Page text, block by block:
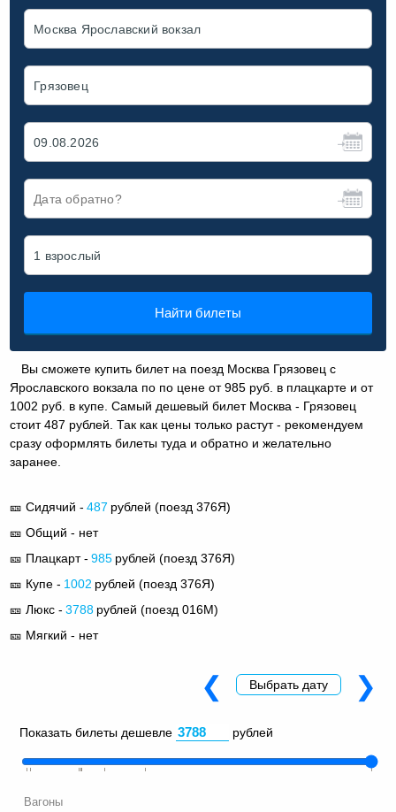
Найти билеты
Вы сможете купить билет на поезд Москва Грязовец с
Ярославского вокзала по по цене от 985 руб. в плацкарте и от
1002 руб. в купе. Самый дешевый билет Москва - Грязовец
стоит 487 рублей. Так как цены только растут - рекомендуем
сразу оформлять билеты туда и обратно и желательно
заранее.
🎫 Сидячий - 487 рублей (поезд 376Я)
🎫 Общий - нет
🎫 Плацкарт - 985 рублей (поезд 376Я)
🎫 Купе - 1002 рублей (поезд 376Я)
🎫 Люкс - 3788 рублей (поезд 016М)
🎫 Мягкий - нет
Показать билеты дешевле рублей
Вагоны
❮ Выбрать дату ❯